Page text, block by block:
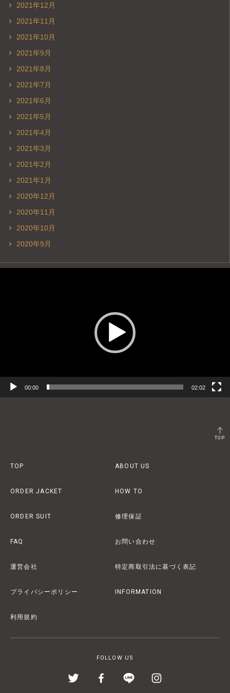
2021年12月
2021年11月
2021年10月
2021年9月
2021年8月
2021年7月
2021年6月
2021年5月
2021年4月
2021年3月
2021年2月
2021年1月
2020年12月
2020年11月
2020年10月
2020年9月
00:00 02:02
TOP
TOP ABOUT US
ORDER JACKET HOW TO
ORDER SUIT 修理保証
FAQ お問い合わせ
運営会社 特定商取引法に基づく表記
プライバシーポリシー INFORMATION
利用規約
FOLLOW US